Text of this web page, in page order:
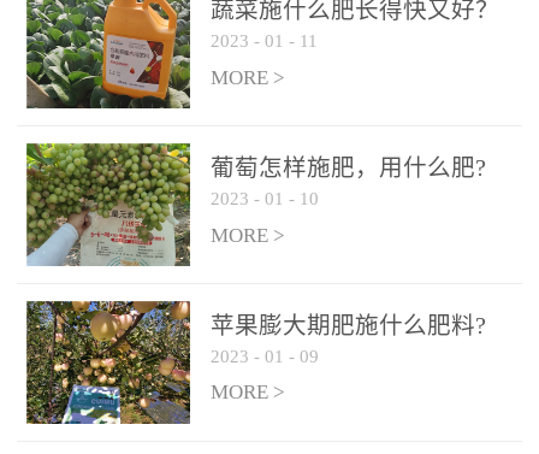
合大量元素水溶肥一起使
用，促使果实膨大，果肉
饱满，品质好，果、枝健
后期∶冲施、滴灌2.5-5kg/
亩/次配合大量元素水溶肥
一起使用，果实转色均
匀，口感好，糖度提高，
预防枝叶早衰。5、叶面喷
施︰浓度800-1500倍（1-
6kg/公顷，间隔10-14天一
次，喷1-3次。
合大量元素水溶肥一起使
后期∶冲施、滴灌2.5-5kg/
亩/次配合大量元素水溶肥
施︰浓度800-1500倍（1-
蔬菜施什么肥长得快又好？
2023 - 01 - 11
MORE >
葡萄怎样施肥，用什么肥?
2023 - 01 - 10
MORE >
苹果膨大期肥施什么肥料?
2023 - 01 - 09
MORE >